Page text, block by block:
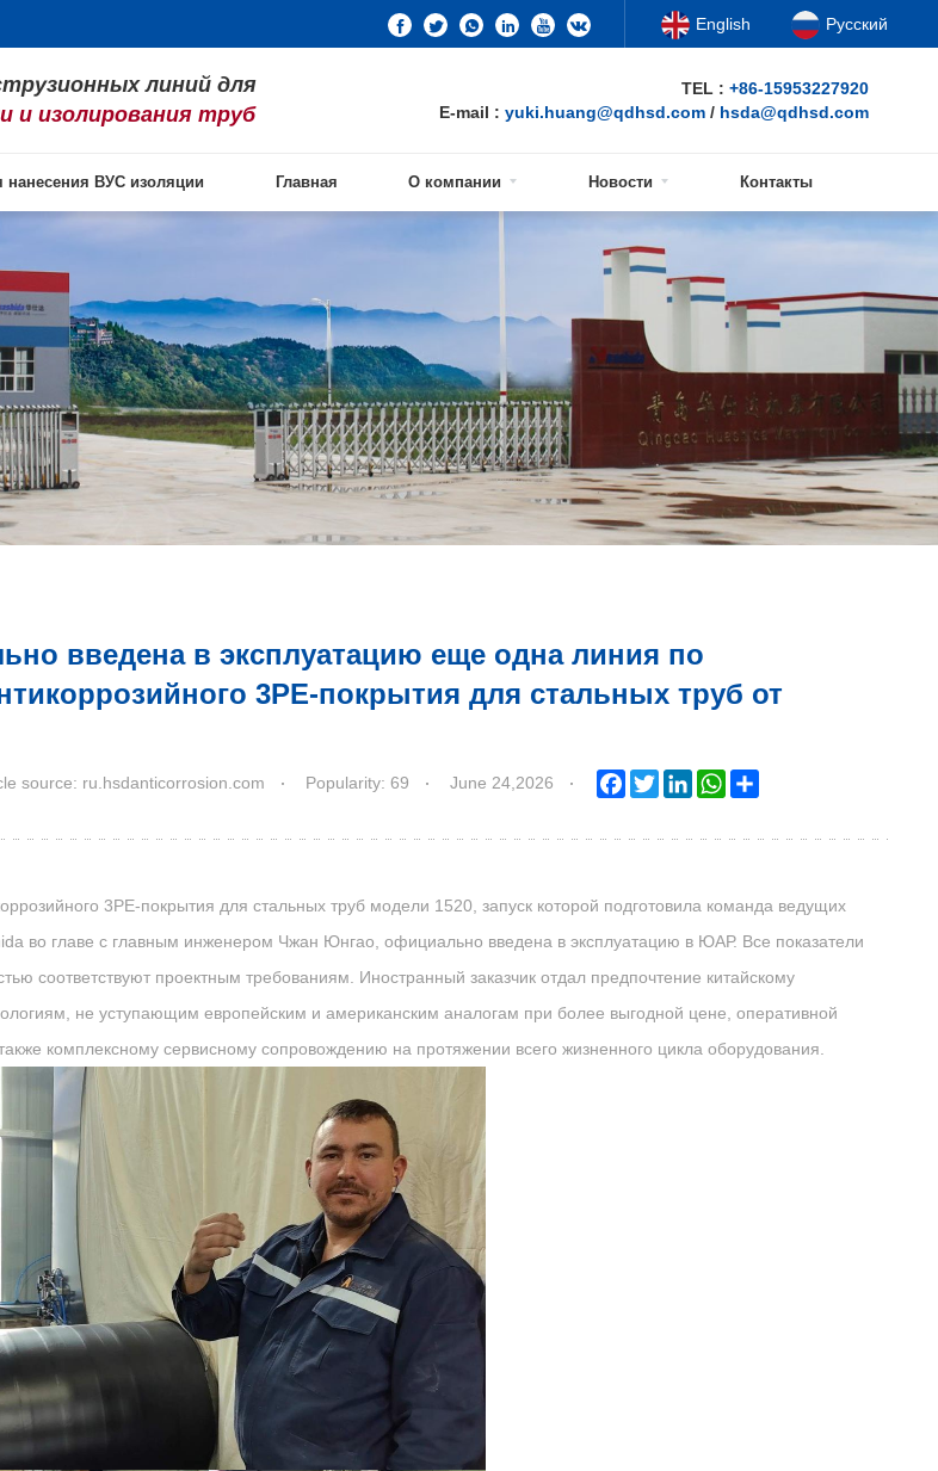
English Русский
линий для
и изолирования труб
TEL : +86-15953227920
E-mail : yuki.huang@qdhsd.com / hsda@qdhsd.com
нанесения ВУС изоляции Главная О компании Новости Контакты
введена в эксплуатацию еще одна линия по
3PE-покрытия для стальных труб от
source: ru.hsdanticorrosion.com Popularity: 69 June 24,2026 FacebookTwitterLinkedInWhatsApp
3PE-покрытия для стальных труб модели 1520, запуск которой подготовила команда ведущих
во главе с главным инженером Чжан Юнгао, официально введена в эксплуатацию в ЮАР. Все показатели
соответствуют проектным требованиям. Иностранный заказчик отдал предпочтение китайскому
не уступающим европейским и американским аналогам при более выгодной цене, оперативной
комплексному сервисному сопровождению на протяжении всего жизненного цикла оборудования.